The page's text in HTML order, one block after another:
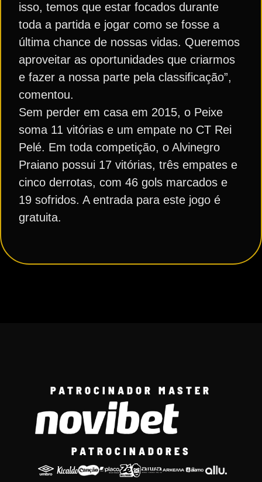
isso, temos que estar focados durante
toda a partida e jogar como se fosse a
última chance de nossas vidas. Queremos
aproveitar as oportunidades que criarmos
e fazer a nossa parte pela classificação”,
comentou.
Sem perder em casa em 2015, o Peixe
soma 11 vitórias e um empate no CT Rei
Pelé. Em toda competição, o Alvinegro
Praiano possui 17 vitórias, três empates e
cinco derrotas, com 46 gols marcados e
19 sofridos. A entrada para este jogo é
gratuita.
PATROCINADOR MASTER
PATROCINADORES